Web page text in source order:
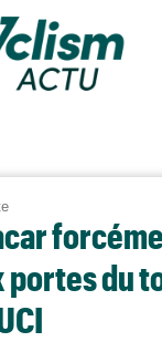
portes du